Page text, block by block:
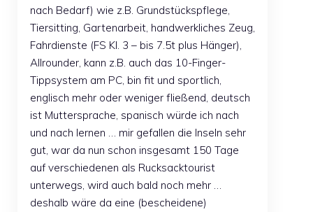
nach Bedarf) wie z.B. Grundstückspflege,
Tiersitting, Gartenarbeit, handwerkliches Zeug,
Fahrdienste (FS Kl. 3 – bis 7.5t plus Hänger),
Allrounder, kann z.B. auch das 10-Finger-
Tippsystem am PC, bin fit und sportlich,
englisch mehr oder weniger fließend, deutsch
ist Muttersprache, spanisch würde ich nach
und nach lernen … mir gefallen die Inseln sehr
gut, war da nun schon insgesamt 150 Tage
auf verschiedenen als Rucksacktourist
unterwegs, wird auch bald noch mehr …
deshalb wäre da eine (bescheidene)